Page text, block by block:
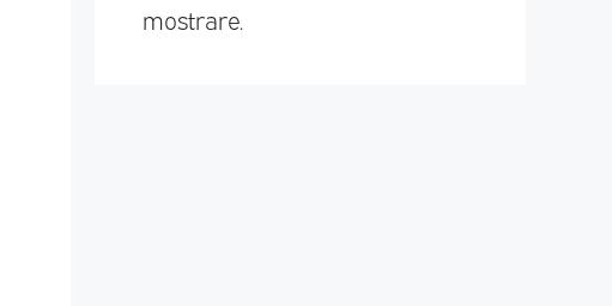
mostrare.